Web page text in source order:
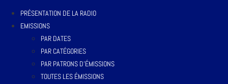
PRÉSENTATION DE LA RADIO
EMISSIONS
PAR DATES
PAR CATÉGORIES
PAR PATRONS D’ÉMISSIONS
TOUTES LES ÉMISSIONS